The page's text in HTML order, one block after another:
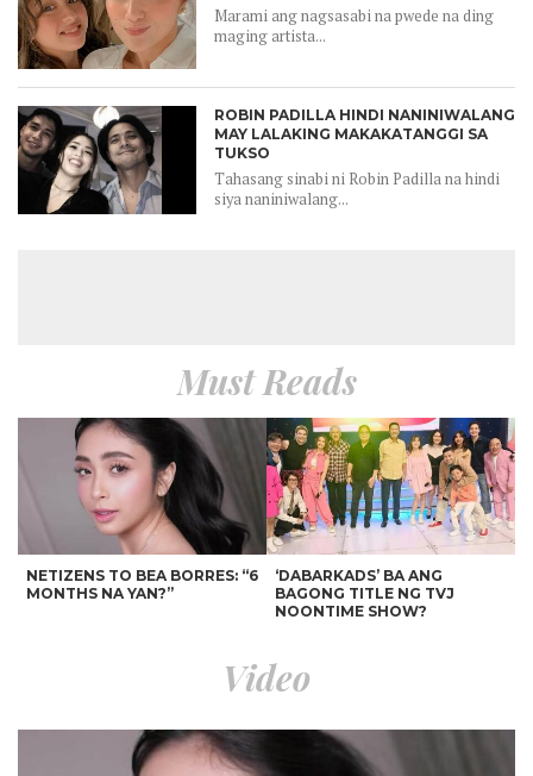
Marami ang nagsasabi na pwede na ding
maging artista...
ROBIN PADILLA HINDI NANINIWALANG
MAY LALAKING MAKAKATANGGI SA
TUKSO
Tahasang sinabi ni Robin Padilla na hindi
siya naniniwalang...
Must Reads
NETIZENS TO BEA BORRES: “6
MONTHS NA YAN?”
‘DABARKADS’ BA ANG
BAGONG TITLE NG TVJ
NOONTIME SHOW?
Video